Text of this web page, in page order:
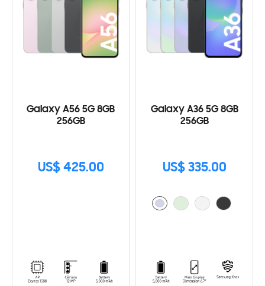
Galaxy A56 5G 8GB
256GB
US$ 425.00
Galaxy A36 5G 8GB
256GB
US$ 335.00